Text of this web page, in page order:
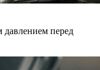
давлением перед